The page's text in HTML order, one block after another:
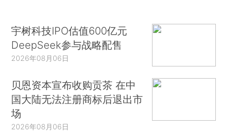
宇树科技IPO估值600亿元
DeepSeek参与战略配售
2026年08月06日
贝恩资本宣布收购贡茶 在中
国大陆无法注册商标后退出市
场
2026年08月06日